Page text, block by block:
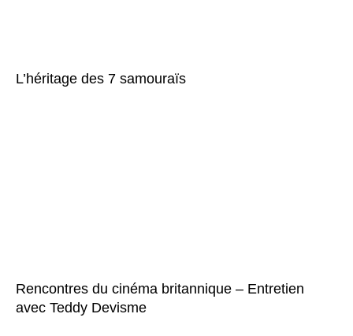
L’héritage des 7 samouraïs
Rencontres du cinéma britannique – Entretien
avec Teddy Devisme